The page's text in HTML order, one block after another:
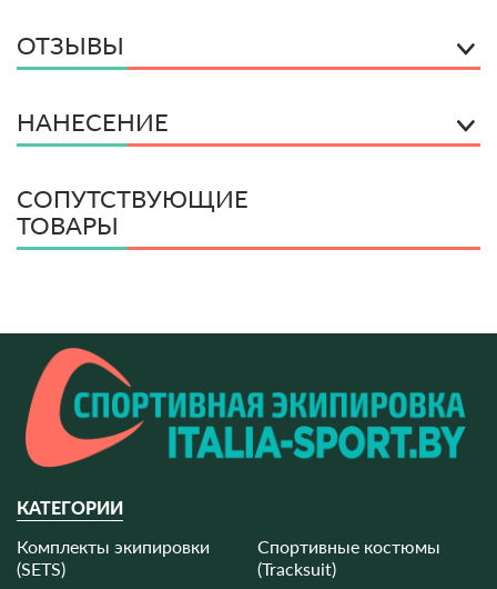
ОТЗЫВЫ
НАНЕСЕНИЕ
СОПУТСТВУЮЩИЕ
ТОВАРЫ
КАТЕГОРИИ
Комплекты экипировки
(SETS)
Спортивные костюмы
(Tracksuit)